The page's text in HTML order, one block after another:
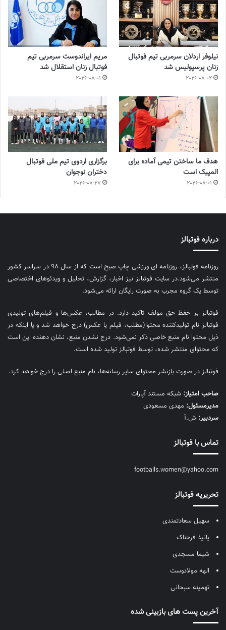
نیلوفر اردلان سرمربی تیم فوتبال
زنان پرسپولیس شد
2026-08-02
مریم ایراندوست سرمربی تیم
فوتبال زنان استقلال شد
2026-08-01
هدف ما ساختن تیمی آماده برای
المپیک است
2026-08-01
برگزاری اردوی تیم ملی فوتبال
دختران نوجوان
2026-07-27
درباره فوتبالز
روزنامه فوتبالز، روزنامه ای ورزشی چاپ صبح است که از سال ۹۸ در سراسر کشور
منتشر می‌شود.در سایت فوتبالز نیز اخبار، گزارش، تحلیل و ویدئوهای اختصاصی
توسط یک گروه مجرب به صورت رایگان ارائه می‌شود.
فوتبالز بر حفظ حق مولف تاکید دارد. در مطالب، عکس‌ها و فیلم‌های تولیدی
فوتبالز نام تولیدکننده محتوا(مطلب، فیلم یا عکس) درج خواهد شد و یا اینکه در
ذیل محتوا نام منبع خاصی ذکر نمی‌‎شود. درج نشدن منبع، نشان دهنده این است
که محتوای منتشر شده، توسط فوتبالز تولید شده است.
فوتبالز در صورت بازنشر محتوای سایر رسانه‌ها، نام منبع اصلی را درج خواهد کرد.
صاحب امتیاز: شبکه مستند آپارات
مديرمسئول: مهدی مسعودی
سردبیر: ش.آ
تماس با فوتبالز
footballs.women@yahoo.com
تحریریه فوتبالز
سهیل سعادتمندی
پانیذ فرحناک
شیما مسجدی
الهه مولادوست
تهمینه سبحانی
آخرین پست های بازبینی شده